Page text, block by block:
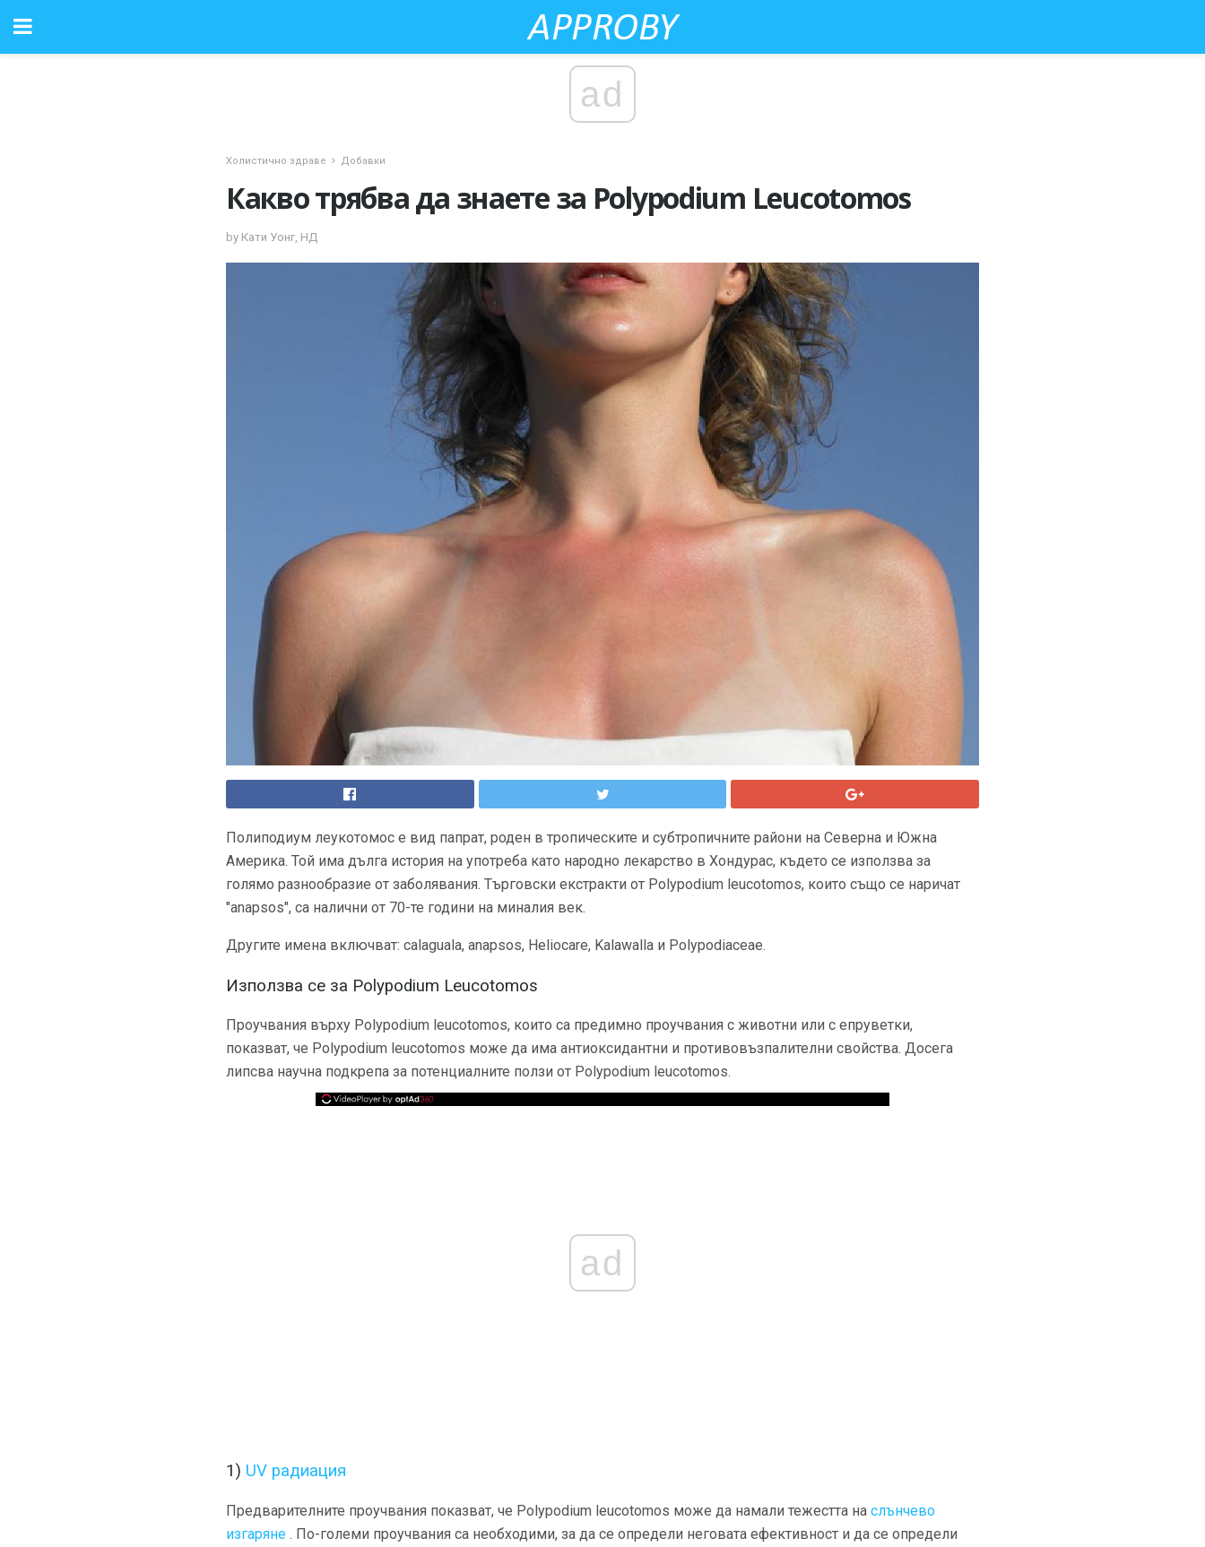
ad
Холистично здраве Добавки
Какво трябва да знаете за Polypodium Leucotomos
by Кати Уонг, НД
Полиподиум леукотомос е вид папрат, роден в тропическите и субтропичните райони на Северна и Южна
Америка. Той има дълга история на употреба като народно лекарство в Хондурас, където се използва за
голямо разнообразие от заболявания. Търговски екстракти от Polypodium leucotomos, които също се наричат ​​
"anapsos", са налични от 70-те години на миналия век.
Другите имена включват: calaguala, anapsos, Heliocare, Kalawalla и Polypodiaceae.
Използва се за Polypodium Leucotomos
Проучвания върху Polypodium leucotomos, които са предимно проучвания с животни или с епруветки,
показват, че Polypodium leucotomos може да има антиоксидантни и противовъзпалителни свойства. Досега
липсва научна подкрепа за потенциалните ползи от Polypodium leucotomos.
ad
1) UV радиация
Предварителните проучвания показват, че Polypodium leucotomos може да намали тежестта на слънчево
изгаряне . По-големи проучвания са необходими, за да се определи неговата ефективност и да се определи